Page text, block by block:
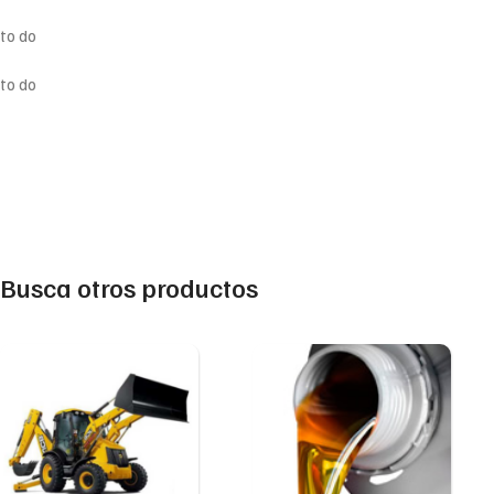
to do
to do
Busca otros productos